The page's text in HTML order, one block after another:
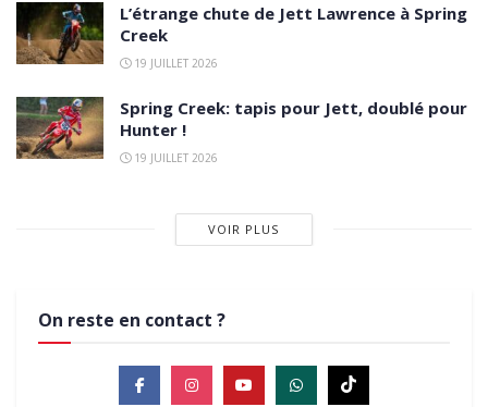
L’étrange chute de Jett Lawrence à Spring
Creek
19 JUILLET 2026
Spring Creek: tapis pour Jett, doublé pour
Hunter !
19 JUILLET 2026
VOIR PLUS
On reste en contact ?